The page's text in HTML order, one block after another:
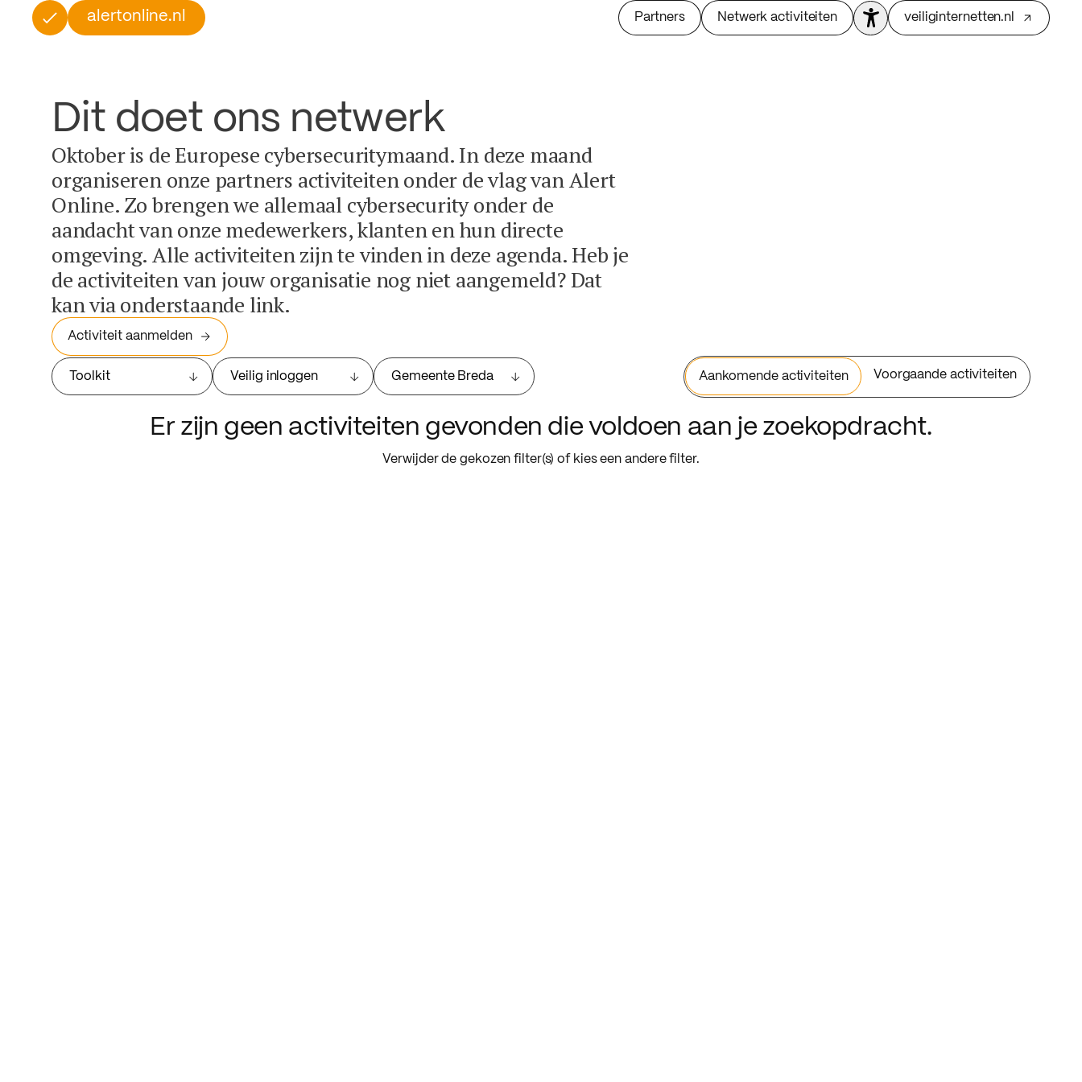
alertonline.nl Partners Netwerk activiteiten veiliginternetten.nl
Dit doet ons netwerk
Oktober is de Europese cybersecuritymaand. In deze maand
organiseren onze partners activiteiten onder de vlag van Alert
Online. Zo brengen we allemaal cybersecurity onder de
aandacht van onze medewerkers, klanten en hun directe
omgeving. Alle activiteiten zijn te vinden in deze agenda. Heb je
de activiteiten van jouw organisatie nog niet aangemeld? Dat
kan via onderstaande link.
Activiteit aanmelden
Toolkit Veilig inloggen Gemeente Breda Aankomende activiteiten Voorgaande activiteiten
Er zijn geen activiteiten gevonden die voldoen aan je zoekopdracht.
Verwijder de gekozen filter(s) of kies een andere filter.